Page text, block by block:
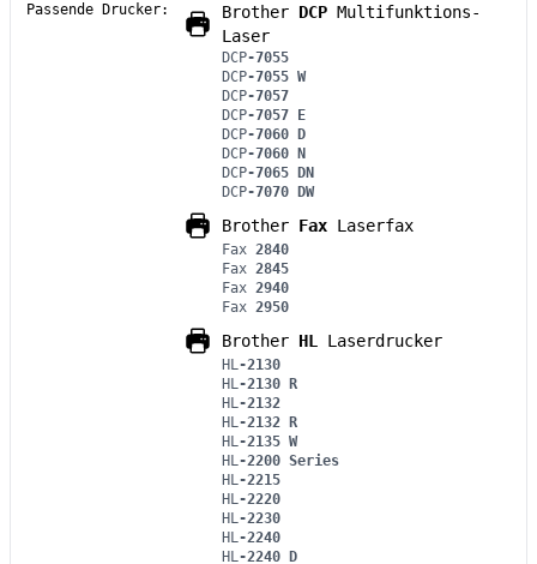
Passende Drucker:
Brother DCP Multifunktions-
Laser
DCP-7055
DCP-7055 W
DCP-7057
DCP-7057 E
DCP-7060 D
DCP-7060 N
DCP-7065 DN
DCP-7070 DW
Brother Fax Laserfax
Fax 2840
Fax 2845
Fax 2940
Fax 2950
Brother HL Laserdrucker
HL-2130
HL-2130 R
HL-2132
HL-2132 R
HL-2135 W
HL-2200 Series
HL-2215
HL-2220
HL-2230
HL-2240
HL-2240 D